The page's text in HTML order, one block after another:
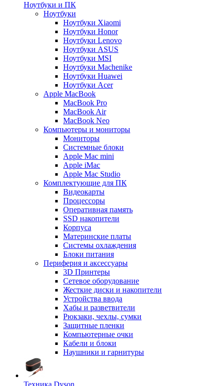
Ноутбуки и ПК
Ноутбуки
Ноутбуки Xiaomi
Ноутбуки Honor
Ноутбуки Lenovo
Ноутбуки ASUS
Ноутбуки MSI
Ноутбуки Machenike
Ноутбуки Huawei
Ноутбуки Acer
Apple MacBook
MacBook Pro
MacBook Air
MacBook Neo
Компьютеры и мониторы
Мониторы
Системные блоки
Apple Mac mini
Apple iMac
Apple Mac Studio
Комплектующие для ПК
Видеокарты
Процессоры
Оперативная память
SSD накопители
Корпуса
Материнские платы
Системы охлаждения
Блоки питания
Периферия и аксессуары
3D Принтеры
Сетевое оборудование
Жесткие диски и накопители
Устройства ввода
Хабы и разветвители
Рюкзаки, чехлы, сумки
Защитные пленки
Компьютерные очки
Кабели и блоки
Наушники и гарнитуры
Техника Dyson